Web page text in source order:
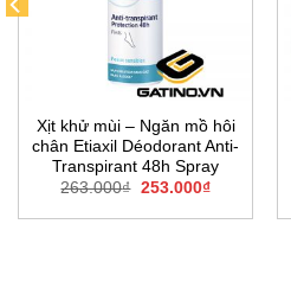
Xịt khử mùi – Ngăn mồ hôi
chân Etiaxil Déodorant Anti-
Transpirant 48h Spray
263.000₫ Giá
là:
253.000₫Giá
tại